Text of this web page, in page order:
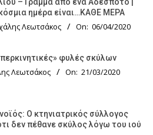
– Γράμμα από ένα Αδέσποτο |
ημέρα είναι…ΚΑΘΕ ΜΕΡΑ
Λεωτσάκος On: 06/04/2020
φυλές σκύλων
Λεωτσάκος On: 21/03/2020
Ο κτηνιατρικός σύλλογος
δεν πέθανε σκύλος λόγω του ιού